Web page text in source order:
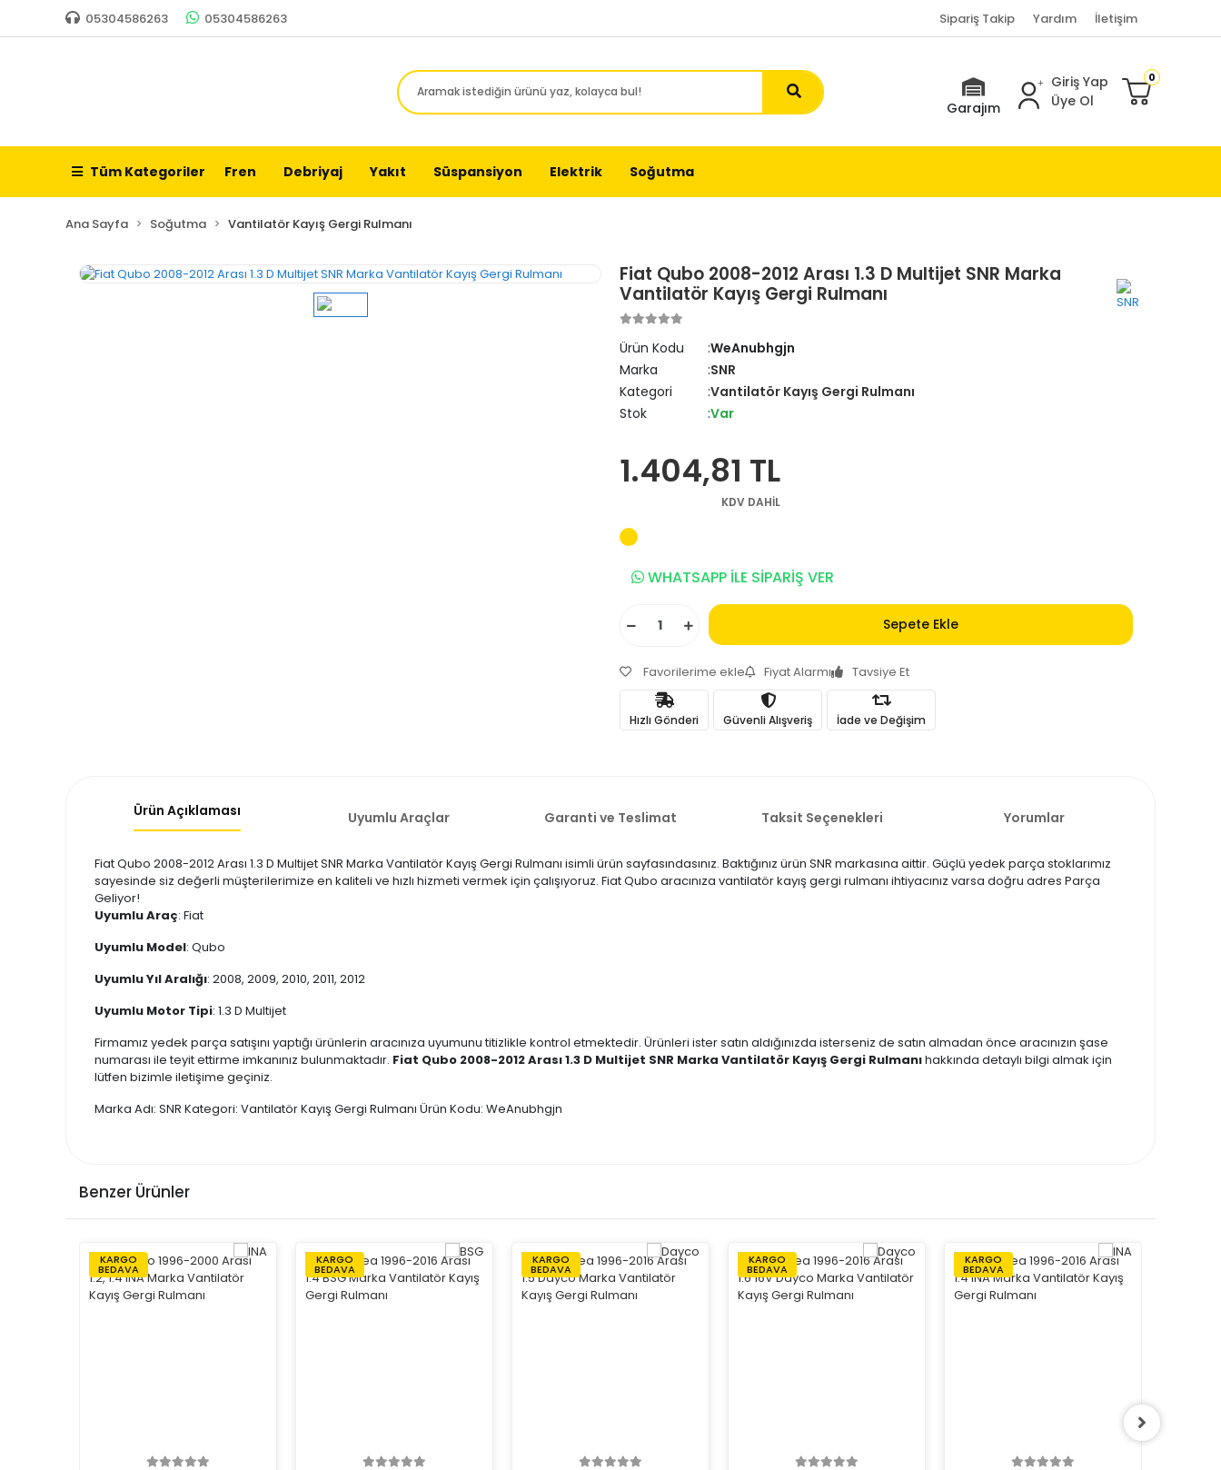
05304586263 05304586263 Sipariş Takip Yardım İletişim
Garajım
Giriş Yap
Üye Ol
0
Tüm Kategoriler Fren Debriyaj Yakıt Süspansiyon Elektrik Soğutma
Ana Sayfa Soğutma Vantilatör Kayış Gergi Rulmanı
Fiat Qubo 2008-2012 Arası 1.3 D Multijet SNR Marka
Vantilatör Kayış Gergi Rulmanı
Ürün Kodu
WeAnubhgjn
Marka
SNR
Kategori
Vantilatör Kayış Gergi Rulmanı
Stok
Var
1.404,81 TL
KDV DAHİL
WHATSAPP İLE SİPARİŞ VER
Sepete Ekle
Favorilerime ekle Fiyat Alarmı Tavsiye Et
Hızlı Gönderi Güvenli Alışveriş İade ve Değişim
Ürün Açıklaması Uyumlu Araçlar Garanti ve Teslimat Taksit Seçenekleri Yorumlar
Fiat Qubo 2008-2012 Arası 1.3 D Multijet SNR Marka Vantilatör Kayış Gergi Rulmanı isimli ürün sayfasındasınız. Baktığınız ürün SNR markasına aittir. Güçlü yedek parça stoklarımız
sayesinde siz değerli müşterilerimize en kaliteli ve hızlı hizmeti vermek için çalışıyoruz. Fiat Qubo aracınıza vantilatör kayış gergi rulmanı ihtiyacınız varsa doğru adres Parça
Geliyor!
Uyumlu Araç: Fiat
Uyumlu Model: Qubo
Uyumlu Yıl Aralığı: 2008, 2009, 2010, 2011, 2012
Uyumlu Motor Tipi: 1.3 D Multijet
Firmamız yedek parça satışını yaptığı ürünlerin aracınıza uyumunu titizlikle kontrol etmektedir. Ürünleri ister satın aldığınızda isterseniz de satın almadan önce aracınızın şase
numarası ile teyit ettirme imkanınız bulunmaktadır. Fiat Qubo 2008-2012 Arası 1.3 D Multijet SNR Marka Vantilatör Kayış Gergi Rulmanıhakkında detaylı bilgi almak için
lütfen bizimle iletişime geçiniz.
Marka Adı: SNR Kategori: Vantilatör Kayış Gergi Rulmanı Ürün Kodu: WeAnubhgjn
Benzer Ürünler
KARGO
BEDAVA
KARGO
BEDAVA
KARGO
BEDAVA
KARGO
BEDAVA
KARGO
BEDAVA